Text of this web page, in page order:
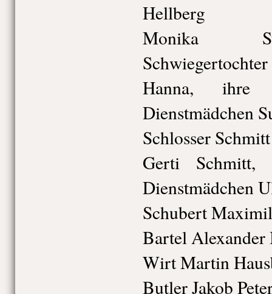
Hellberg
Monika
Hanna,
Dienstmädchen
Schlosser
Gerti
Dienstmädchen
Schubert
Bartel Alexander
Wirt Martin
Butler Jakob